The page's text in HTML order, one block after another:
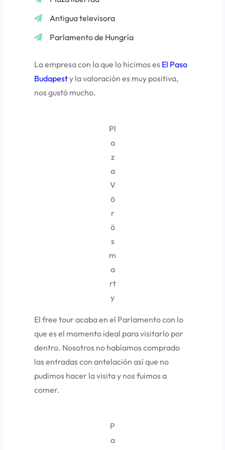
Antigua televisora
Parlamento de Hungría
La empresa con la que lo hicimos es El Paso
Budapesty la valoración es muy positiva,
nos gustó mucho.
Pl
a
z
a
V
ö
r
ö
s
m
a
rt
y
El free tour acaba en el Parlamento con lo
que es el momento ideal para visitarlo por
dentro. Nosotros no habíamos comprado
las entradas con antelación así que no
pudimos hacer la visita y nos fuimos a
comer.
P
a